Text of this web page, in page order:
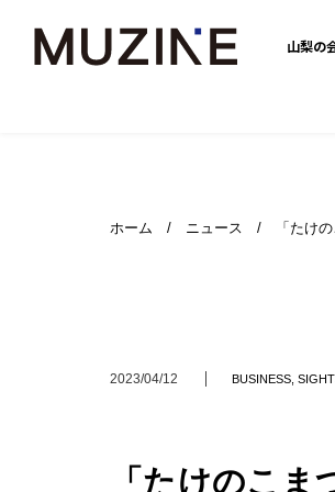
山梨の
ホーム / ニュース / 「たけの
2023/04/12 BUSINESS
「たけのこ